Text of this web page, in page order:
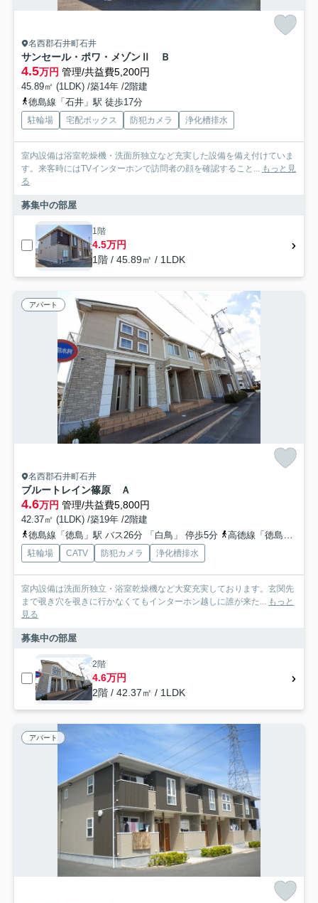
名西郡石井町石井
サンセール・ポワ・メゾンⅡ Ｂ
4.5万円 管理/共益費5,200円
45.89㎡ (1LDK) /築14年 /2階建
徳島線「石井」駅 徒歩17分
駐輪場 宅配ボックス 防犯カメラ 浄化槽排水
室内設備は浴室乾燥機・洗面所独立など充実した設備を備え付けていま
す。来客時にはTVインターホンで訪問者の顔を確認すること...
もっと見
る
募集中の部屋
1階
4.5万円
1階 / 45.89㎡ / 1LDK
アパート
名西郡石井町石井
ブルートレイン篠原 Ａ
4.6万円 管理/共益費5,800円
42.37㎡ (1LDK) /築19年 /2階建
徳島線「徳島」駅 バス26分 「白鳥」 停歩5分
高徳線「徳島」駅 バス26分 「白鳥」 停歩5分
駐輪場 CATV 防犯カメラ 浄化槽排水
室内設備は洗面所独立・浴室乾燥機など大変充実しております。玄関先
まで覗き穴を覗きに行かなくてもインターホン越しに誰が来た...
もっと
見る
募集中の部屋
2階
4.6万円
2階 / 42.37㎡ / 1LDK
アパート